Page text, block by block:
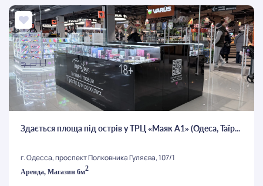
Здається площа під острів у ТРЦ «Маяк А1» (Одеса, Таїр...
г. Одесса, проспект Полковника Гуляєва, 107/1
Аренда, Магазин 6м2